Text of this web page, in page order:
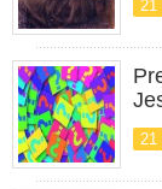
21
21